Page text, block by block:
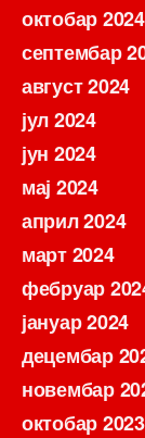
октобар 2024
септембар
август 2024
јул 2024
јун 2024
мај 2024
април 2024
март 2024
фебруар
јануар 2024
децембар
новембар
октобар 2023